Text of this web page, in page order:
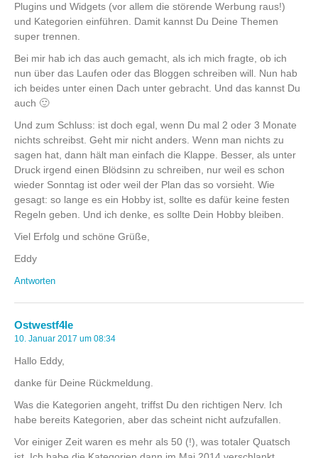
Plugins und Widgets (vor allem die störende Werbung raus!)
und Kategorien einführen. Damit kannst Du Deine Themen
super trennen.
Bei mir hab ich das auch gemacht, als ich mich fragte, ob ich
nun über das Laufen oder das Bloggen schreiben will. Nun hab
ich beides unter einen Dach unter gebracht. Und das kannst Du
auch 🙂
Und zum Schluss: ist doch egal, wenn Du mal 2 oder 3 Monate
nichts schreibst. Geht mir nicht anders. Wenn man nichts zu
sagen hat, dann hält man einfach die Klappe. Besser, als unter
Druck irgend einen Blödsinn zu schreiben, nur weil es schon
wieder Sonntag ist oder weil der Plan das so vorsieht. Wie
gesagt: so lange es ein Hobby ist, sollte es dafür keine festen
Regeln geben. Und ich denke, es sollte Dein Hobby bleiben.
Viel Erfolg und schöne Grüße,
Eddy
Antworten
Ostwestf4le
10. Januar 2017 um 08:34
Hallo Eddy,
danke für Deine Rückmeldung.
Was die Kategorien angeht, triffst Du den richtigen Nerv. Ich
habe bereits Kategorien, aber das scheint nicht aufzufallen.
Vor einiger Zeit waren es mehr als 50 (!), was totaler Quatsch